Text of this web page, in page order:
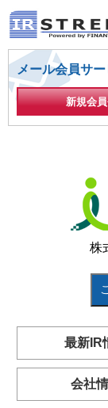
メール会員サ
新規会
株
最新IR
会社